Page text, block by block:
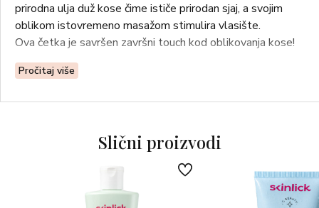
prirodna ulja duž kose čime ističe prirodan sjaj, a svojim
oblikom istovremeno masažom stimulira vlasište.
Ova četka je savršen završni touch kod oblikovanja kose!
Pročitaj više
Slični proizvodi